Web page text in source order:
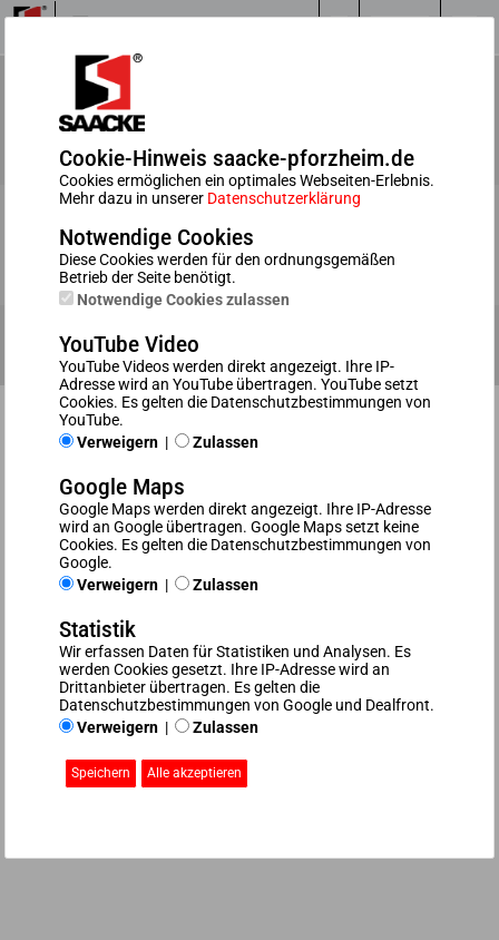
Kühlerwalzen
Turbinenfräser
Formfräser
JUTEC-Generation
Die JUTEC Generation überzeugt durch gewaltige
Die JUTEC Generation wurde bei den verschiedensten
Automobilisten bis zum Lebensende der einzelnen
Werkzeuge mit gleichbleibenden konstanten
Standmengen erprobt.
Das Ergebnis:
möglich.
SAACKE JUTEC Werkzeuge Testbericht (PDF)
Cookie-Hinweis saacke-pforzheim.de
Cookies ermöglichen ein optimales Webseiten-Erlebnis.
Mehr dazu in unserer Datenschutzerklärung
Notwendige Cookies
Diese Cookies werden für den ordnungsgemäßen
Betrieb der Seite benötigt.
Notwendige Cookies zulassen
YouTube Video
YouTube Videos werden direkt angezeigt. Ihre IP-
Adresse wird an YouTube übertragen. YouTube setzt
Cookies. Es gelten die Datenschutzbestimmungen von
YouTube.
Verweigern | Zulassen
Google Maps
Google Maps werden direkt angezeigt. Ihre IP-Adresse
wird an Google übertragen. Google Maps setzt keine
Cookies. Es gelten die Datenschutzbestimmungen von
Google.
Verweigern | Zulassen
Statistik
Wir erfassen Daten für Statistiken und Analysen. Es
werden Cookies gesetzt. Ihre IP-Adresse wird an
Drittanbieter übertragen. Es gelten die
Datenschutzbestimmungen von Google und Dealfront.
Verweigern | Zulassen
Alle akzeptieren